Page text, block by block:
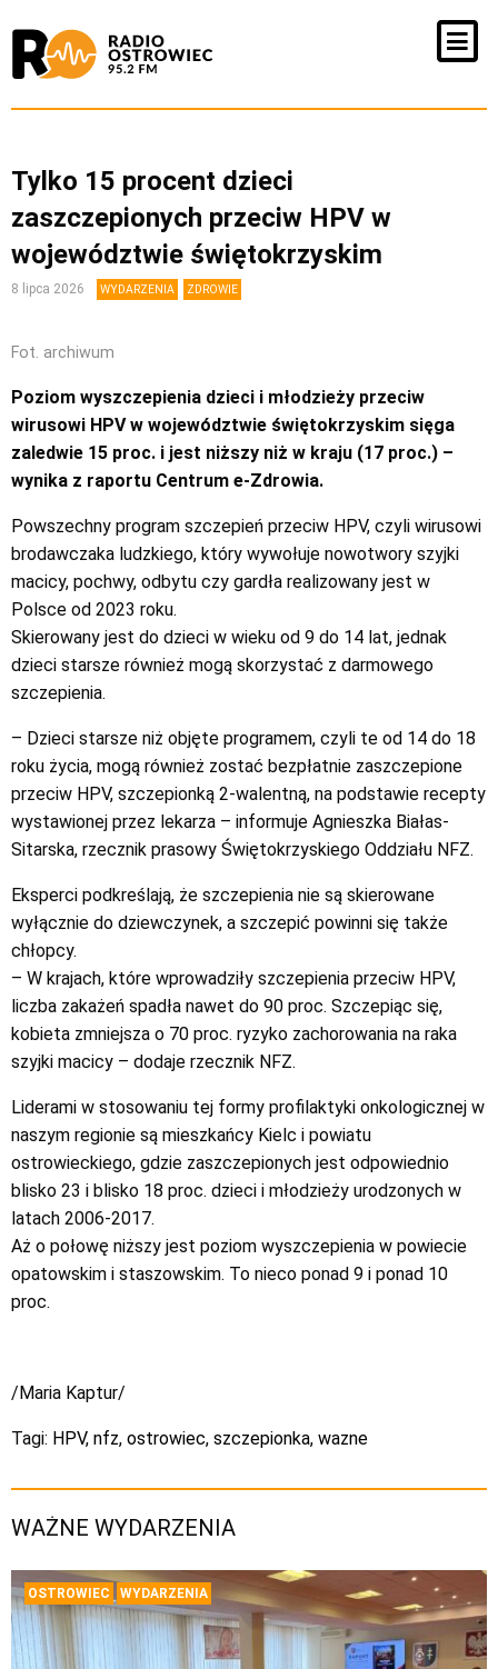
Tylko 15 procent dzieci
zaszczepionych przeciw HPV w
województwie świętokrzyskim
8 lipca 2026 WYDARZENIA ZDROWIE
Fot. archiwum
Poziom wyszczepienia dzieci i młodzieży przeciw
wirusowi HPV w województwie świętokrzyskim sięga
zaledwie 15 proc. i jest niższy niż w kraju (17 proc.) –
wynika z raportu Centrum e-Zdrowia.
Powszechny program szczepień przeciw HPV, czyli wirusowi
brodawczaka ludzkiego, który wywołuje nowotwory szyjki
macicy, pochwy, odbytu czy gardła realizowany jest w
Polsce od 2023 roku.
Skierowany jest do dzieci w wieku od 9 do 14 lat, jednak
dzieci starsze również mogą skorzystać z darmowego
szczepienia.
– Dzieci starsze niż objęte programem, czyli te od 14 do 18
roku życia, mogą również zostać bezpłatnie zaszczepione
przeciw HPV, szczepionką 2-walentną, na podstawie recepty
wystawionej przez lekarza – informuje Agnieszka Białas-
Sitarska, rzecznik prasowy Świętokrzyskiego Oddziału NFZ.
Eksperci podkreślają, że szczepienia nie są skierowane
wyłącznie do dziewczynek, a szczepić powinni się także
chłopcy.
– W krajach, które wprowadziły szczepienia przeciw HPV,
liczba zakażeń spadła nawet do 90 proc. Szczepiąc się,
kobieta zmniejsza o 70 proc. ryzyko zachorowania na raka
szyjki macicy – dodaje rzecznik NFZ.
Liderami w stosowaniu tej formy profilaktyki onkologicznej w
naszym regionie są mieszkańcy Kielc i powiatu
ostrowieckiego, gdzie zaszczepionych jest odpowiednio
blisko 23 i blisko 18 proc. dzieci i młodzieży urodzonych w
latach 2006-2017.
Aż o połowę niższy jest poziom wyszczepienia w powiecie
opatowskim i staszowskim. To nieco ponad 9 i ponad 10
proc.
/Maria Kaptur/
Tagi: HPV, nfz, ostrowiec, szczepionka, wazne
WAŻNE WYDARZENIA
OSTROWIEC WYDARZENIA